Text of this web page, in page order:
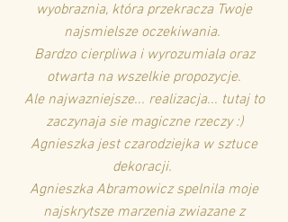
wyobraznia, która przekracza Twoje
najsmielsze oczekiwania.
Bardzo cierpliwa i wyrozumiala oraz
otwarta na wszelkie propozycje.
Ale najwazniejsze... realizacja... tutaj to
zaczynaja sie magiczne rzeczy :)
Agnieszka jest czarodziejka w sztuce
dekoracji.
Agnieszka Abramowicz spelnila moje
najskrytsze marzenia zwiazane z